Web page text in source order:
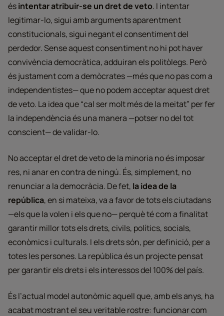
ésintentar atribuir-se un dret de veto. I intentar
legitimar-lo, sigui amb arguments aparentment
constitucionals, sigui negant el consentiment del
perdedor. Sense aquest consentiment no hi pot haver
convivència democràtica, adduiran els politòlegs. Però
és justament com a demòcrates —més que no pas com a
independentistes— que no podem acceptar aquest dret
de veto. La idea que “cal ser molt més de la meitat” per fer
la independència és una manera —potser no del tot
conscient— de validar-lo.
No acceptar el dret de veto de la minoria no és imposar
res, ni anar en contra de ningú. És, simplement, no
renunciar a la democràcia. De fet, la idea de la
república, en si mateixa, va a favor de tots els ciutadans
—els que la volen i els que no— perquè té com a finalitat
garantir millor tots els drets, civils, polítics, socials,
econòmics i culturals. I els drets són, per definició, per a
totes les persones. La república és un projecte pensat
per garantir els drets i els interessos del 100% del país.
És l’actual model autonòmic aquell que, amb els anys, ha
acabat mostrant el seu veritable rostre: funcionar com